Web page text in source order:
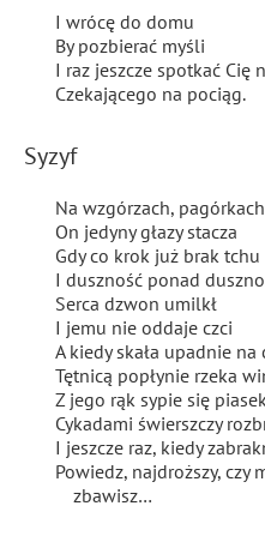
I wrócę do domu
By pozbierać myśli
I raz jeszcze spotkać Cię
Czekającego na pociąg.
Syzyf
Na wzgórzach,
On jedyny głazy stacza
Gdy co krok już brak tchu
I duszność ponad
Serca dzwon umilkł
I jemu nie oddaje czci
A kiedy skała upadnie
Tętnicą popłynie rzeka
Z jego rąk sypie się
Cykadami świerszczy
I jeszcze raz, kiedy
Powiedz, najdroższy, czy
zbawisz…